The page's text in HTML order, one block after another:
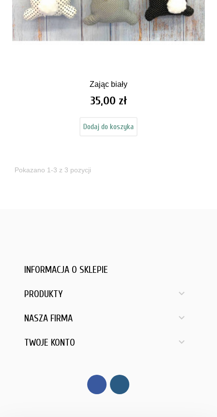
Zając biały
Cena
35,00 zł
Dodaj do koszyka
Pokazano 1-3 z 3 pozycji
INFORMACJA O SKLEPIE
PRODUKTY 
NASZA FIRMA 
TWOJE KONTO 
Facebook